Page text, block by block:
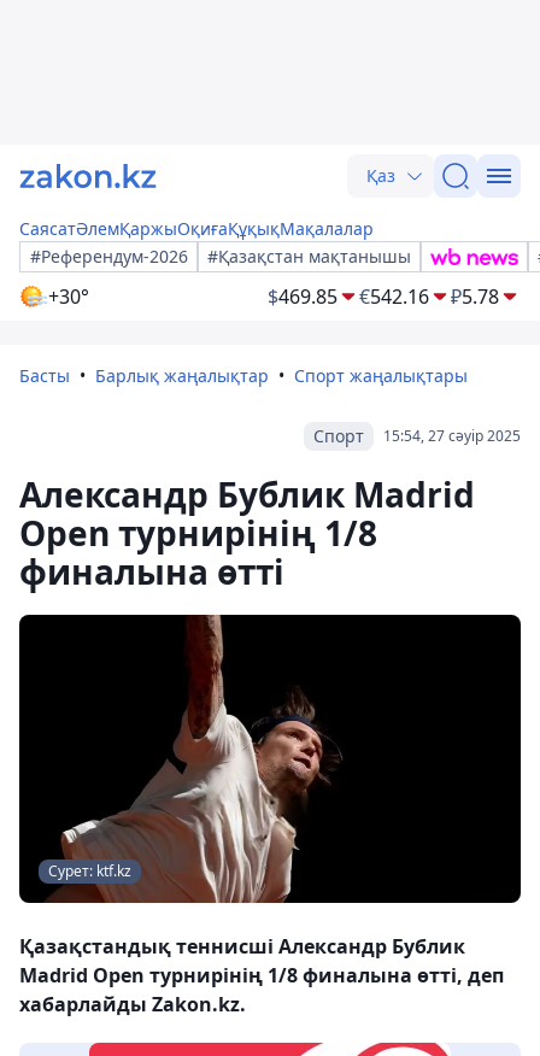
Қаз
СаясатӘлемҚаржыОқиғаҚұқықМақалалар
#Референдум-2026
#Қазақстан мақтанышы
+30° $469.85 €542.16 ₽5.78
Басты Барлық жаңалықтар Спорт жаңалықтары
15:54, 27 сәуір 2025
Спорт
Александр Бублик Madrid
Open турнирінің 1/8
финалына өтті
Сурет: ktf.kz
Қазақстандық теннисші Александр Бублик
Madrid Open турнирінің 1/8 финалына өтті, деп
хабарлайды Zakon.kz.